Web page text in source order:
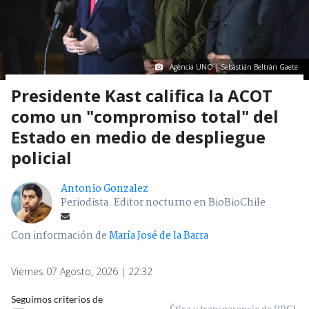
Agencia UNO | Sebastián Beltrán Gaete
Presidente Kast califica la ACOT
como un "compromiso total" del
Estado en medio de despliegue
policial
Antonio Gonzalez
Periodista. Editor nocturno en BioBioChile
Con información deMaría José de la Barra
Viernes 07 Agosto, 2026 | 22:32
Seguimos criterios de